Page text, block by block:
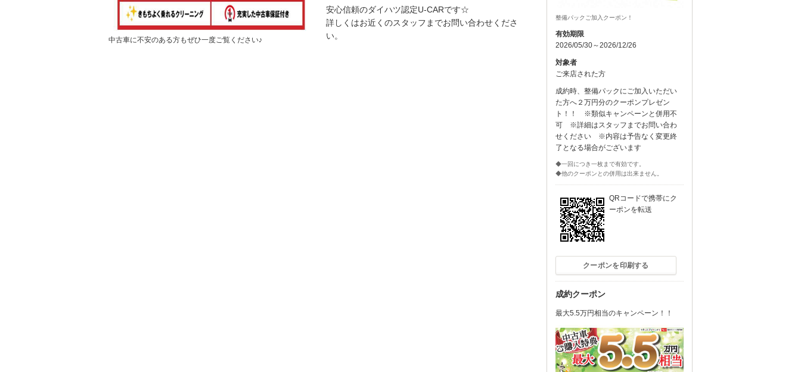
中古車に不安のある方もぜひ一度ご覧ください♪
安心信頼のダイハツ認定U-CARです☆
詳しくはお近くのスタッフまでお問い合わせくださ
い。
整備パックご加入クーポン！
有効期限
2026/05/30～2026/12/26
対象者
ご来店された方
成約時、整備パックにご加入いただい
た方へ２万円分のクーポンプレゼン
ト！！ ※類似キャンペーンと併用不
可 ※詳細はスタッフまでお問い合わ
せください ※内容は予告なく変更終
了となる場合がございます
◆一回につき一枚まで有効です。
◆他のクーポンとの併用は出来ません。
QRコードで携帯にク
ーポンを転送
クーポンを印刷する
成約クーポン
最大5.5万円相当のキャンペーン！！